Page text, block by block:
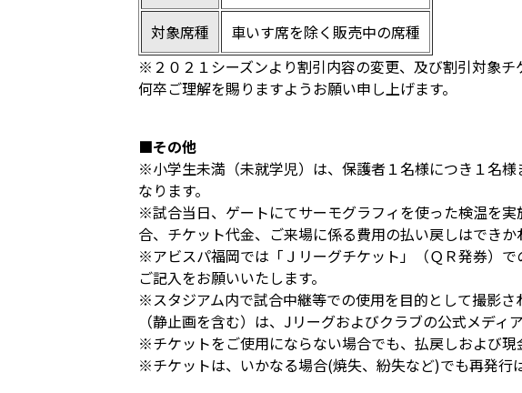
対象席種
車いす席を除く販売中の席種
※２０２１シーズンより割引内容の変更、及び割引対象チ
何卒ご理解を賜りますようお願い申し上げます。
■その他
※小学生未満（未就学児）は、保護者１名様につき１名
なります。
※試合当日、ゲートにてサーモグラフィを使った検温を
合、チケット代金、ご来場に係る費用の払い戻しはできか
※アビスパ福岡では「Ｊリーグチケット」（ＱＲ発券）
ご記入をお願いいたします。
※スタジアム内で試合中継等での使用を目的として撮影
（静止画を含む）は、Jリーグおよびクラブの公式メデ
※チケットをご使用にならない場合でも、払戻しおよび現
※チケットは、いかなる場合(焼失、紛失など)でも再発行